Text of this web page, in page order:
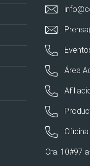
Área
Cra. 10#97